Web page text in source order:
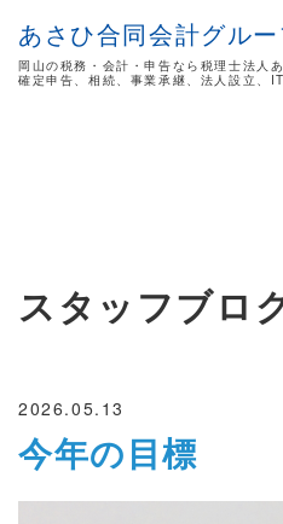
あさひ合同会計グル
岡山の税務・会計・申告なら税理士法人
確定申告、相続、事業承継、法人設立、
スタッフブロ
2026.05.13
今年の目標